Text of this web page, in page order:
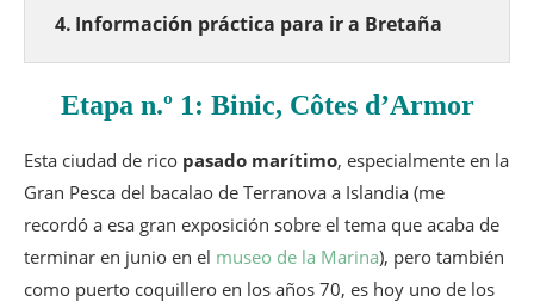
Información práctica para ir a Bretaña
Etapa n.º 1: Binic, Côtes d’Armor
Esta ciudad de rico pasado marítimo, especialmente en la
Gran Pesca del bacalao de Terranova a Islandia (me
recordó a esa gran exposición sobre el tema que acaba de
terminar en junio en el museo de la Marina), pero también
como puerto coquillero en los años 70, es hoy uno de los